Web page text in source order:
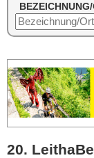
20.